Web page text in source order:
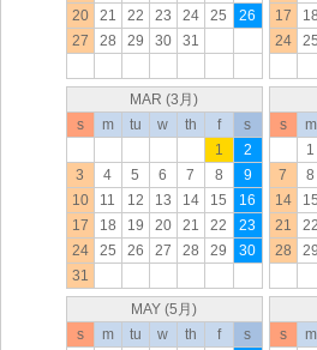
20
21 22 23 24 25
26
27
28 29 30 31
17
18
24
25
MAR (3月)
s
m tu w th f
s
1
2
3
4 5 6 7 8
9
10
11 12 13 14 15
16
17
18 19 20 21 22
23
24
25 26 27 28 29
30
31
s
m
1
7
8
14
15
21
22
28
29
MAY (5月)
s
m tu w th f
s
s
m